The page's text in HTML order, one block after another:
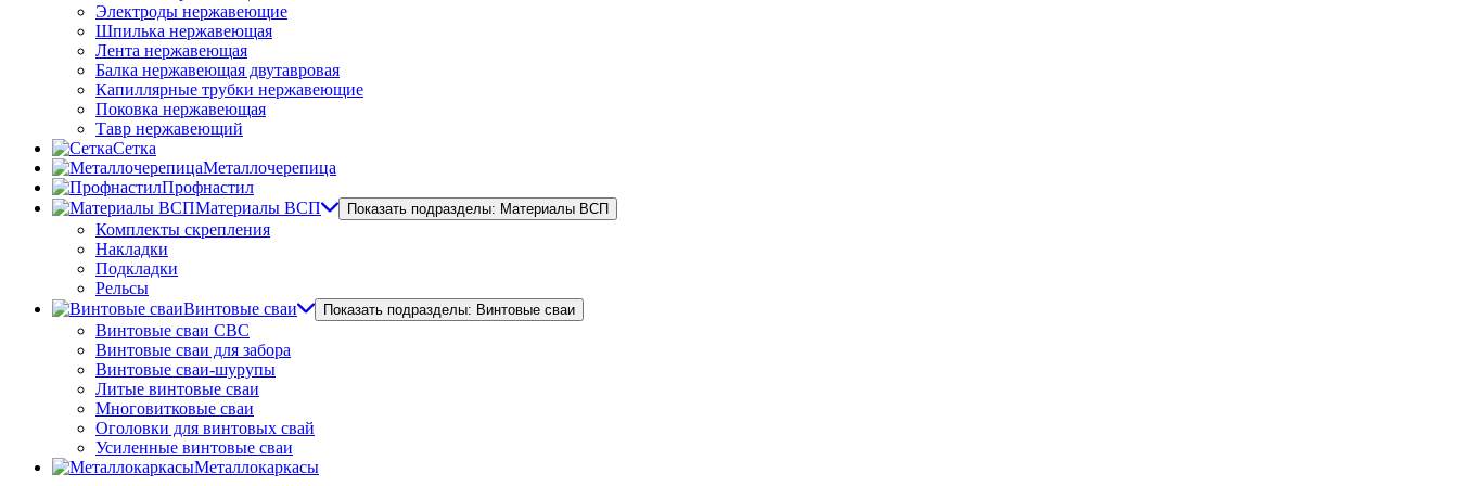
Электроды нержавеющие
Шпилька нержавеющая
Лента нержавеющая
Балка нержавеющая двутавровая
Капиллярные трубки нержавеющие
Поковка нержавеющая
Тавр нержавеющий
Сетка
Металлочерепица
Профнастил
Материалы ВСП
Показать подразделы: Материалы ВСП
Комплекты скрепления
Накладки
Подкладки
Рельсы
Винтовые сваи
Показать подразделы: Винтовые сваи
Винтовые сваи СВС
Винтовые сваи для забора
Винтовые сваи-шурупы
Литые винтовые сваи
Многовитковые сваи
Оголовки для винтовых свай
Усиленные винтовые сваи
Металлокаркасы